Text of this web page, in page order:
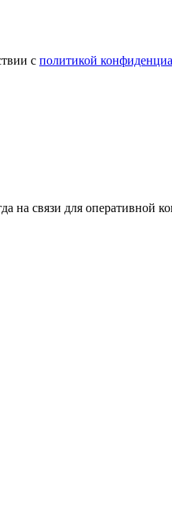
с политикой
связи для оперативной